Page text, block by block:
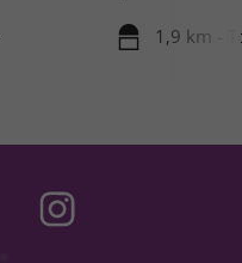
1,9 km -